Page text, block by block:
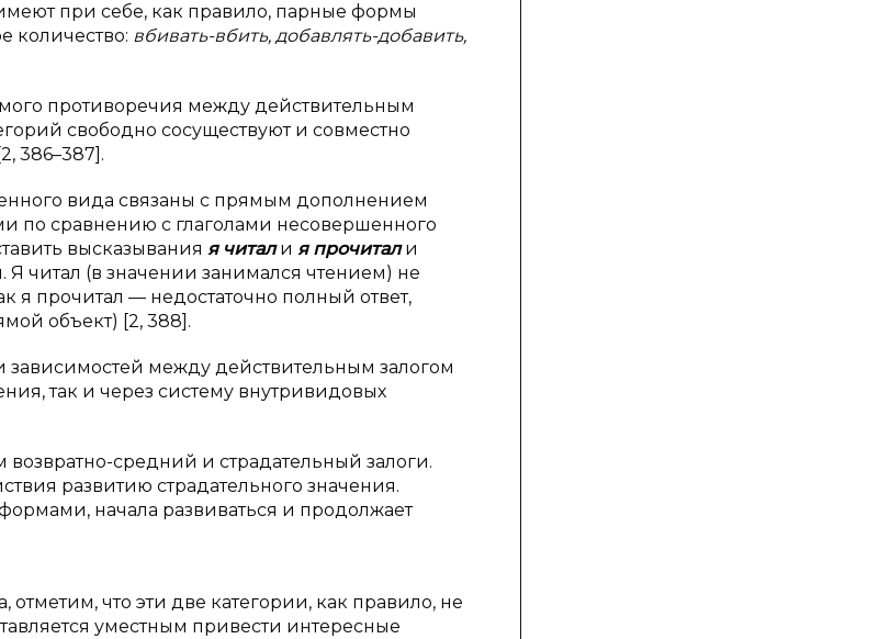
при себе, как правило, парные формы
количество: вбивать-вбить, добавлять-добавить,
противоречия между действительным
свободно сосуществуют и совместно
386–387].
вида связаны с прямым дополнением
по сравнению с глаголами несовершенного
высказывания я читали я прочитали
читал (в значении занимался чтением) не
я прочитал — недостаточно полный ответ,
объект) [2, 388].
зависимостей между действительным залогом
так и через систему внутривидовых
средний и страдательный залоги.
развитию страдательного значения.
начала развиваться и продолжает
отметим, что эти две категории, как правило, не
уместным привести интересные